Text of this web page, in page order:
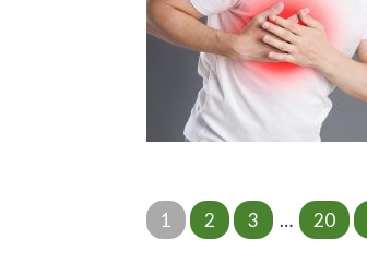
1 2 3 … 20